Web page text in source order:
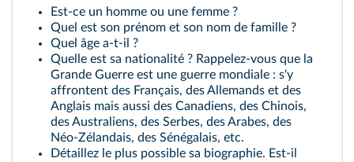
Est-ce un homme ou une femme ?
Quel est son prénom et son nom de famille ?
Quel âge a‑t‑il ?
Quelle est sa nationalité ? Rappelez‑vous que la
Grande Guerre est une guerre mondiale : s'y
affrontent des Français, des Allemands et des
Anglais mais aussi des Canadiens, des Chinois,
des Australiens, des Serbes, des Arabes, des
Néo‑Zélandais, des Sénégalais, etc.
Détaillez le plus possible sa biographie. Est‑il